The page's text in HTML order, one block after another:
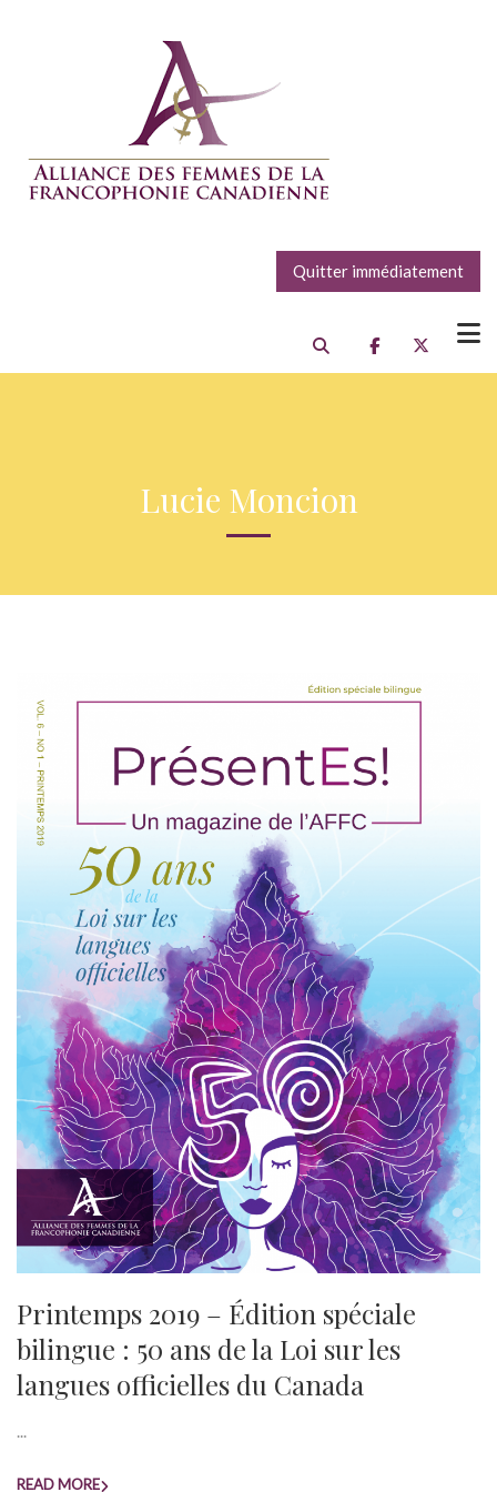
Quitter immédiatement
Lucie Moncion
Printemps 2019 – Édition spéciale
bilingue : 50 ans de la Loi sur les
langues officielles du Canada
...
READ MORE